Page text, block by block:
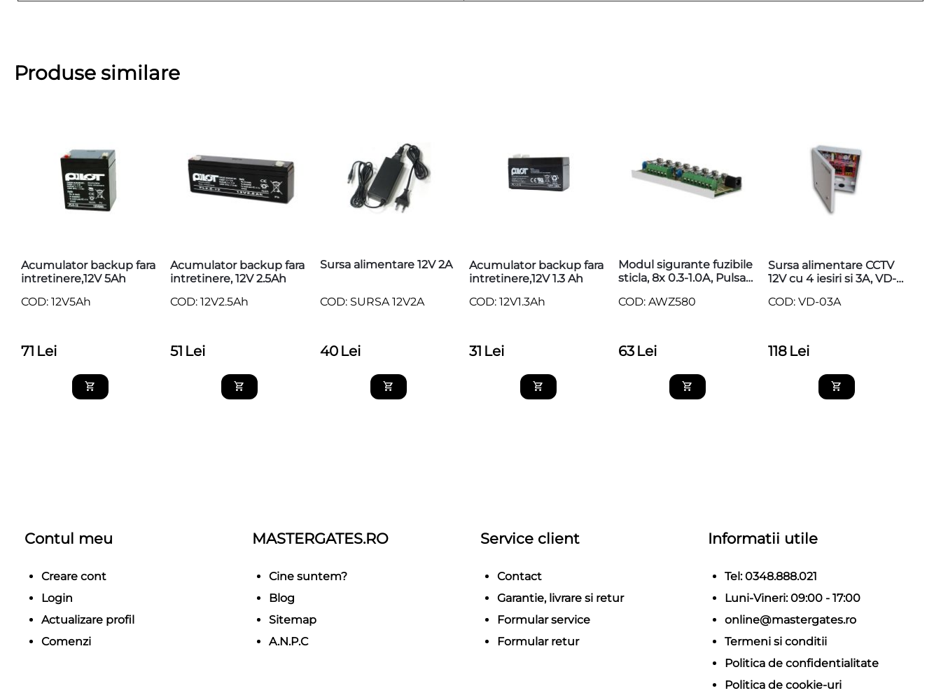
Produse similare
Acumulator backup fara
intretinere,12V 5Ah
COD: 12V5Ah
71 Lei
Acumulator backup fara
intretinere, 12V 2.5Ah
COD: 12V2.5Ah
51 Lei
Sursa alimentare 12V 2A
COD: SURSA 12V2A
40 Lei
Acumulator backup fara
intretinere,12V 1.3 Ah
COD: 12V1.3Ah
31 Lei
Modul sigurante fuzibile
sticla, 8x 0.3-1.0A, Pulsar
COD: AWZ580
63 Lei
Sursa alimentare CCTV
12V cu 4 iesiri si 3A, VD-
COD: VD-03A
118 Lei
Contul meu
Creare cont
Login
Actualizare profil
Comenzi
MASTERGATES.RO
Cine suntem?
Blog
Sitemap
A.N.P.C
Service client
Contact
Garantie, livrare si retur
Formular service
Formular retur
Informatii utile
Tel: 0348.888.021
Luni-Vineri: 09:00 - 17:00
online@mastergates.ro
Termeni si conditii
Politica de confidentialitate
Politica de cookie-uri